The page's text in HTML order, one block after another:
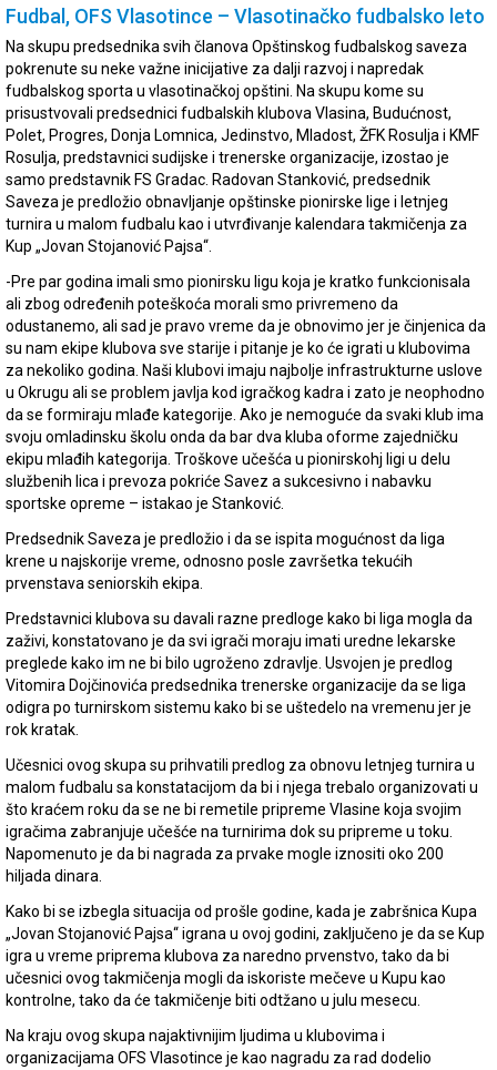
Fudbal, OFS Vlasotince – Vlasotinačko fudbalsko leto
Na skupu predsednika svih članova Opštinskog fudbalskog saveza
pokrenute su neke važne inicijative za dalji razvoj i napredak
fudbalskog sporta u vlasotinačkoj opštini. Na skupu kome su
prisustvovali predsednici fudbalskih klubova Vlasina, Budućnost,
Polet, Progres, Donja Lomnica, Jedinstvo, Mladost, ŽFK Rosulja i KMF
Rosulja, predstavnici sudijske i trenerske organizacije, izostao je
samo predstavnik FS Gradac. Radovan Stanković, predsednik
Saveza je predložio obnavljanje opštinske pionirske lige i letnjeg
turnira u malom fudbalu kao i utvrđivanje kalendara takmičenja za
Kup „Jovan Stojanović Pajsa“.
-Pre par godina imali smo pionirsku ligu koja je kratko funkcionisala
ali zbog određenih poteškoća morali smo privremeno da
odustanemo, ali sad je pravo vreme da je obnovimo jer je činjenica da
su nam ekipe klubova sve starije i pitanje je ko će igrati u klubovima
za nekoliko godina. Naši klubovi imaju najbolje infrastrukturne uslove
u Okrugu ali se problem javlja kod igračkog kadra i zato je neophodno
da se formiraju mlađe kategorije. Ako je nemoguće da svaki klub ima
svoju omladinsku školu onda da bar dva kluba oforme zajedničku
ekipu mlađih kategorija. Troškove učešća u pionirskohj ligi u delu
službenih lica i prevoza pokriće Savez a sukcesivno i nabavku
sportske opreme – istakao je Stanković.
Predsednik Saveza je predložio i da se ispita mogućnost da liga
krene u najskorije vreme, odnosno posle završetka tekućih
prvenstava seniorskih ekipa.
Predstavnici klubova su davali razne predloge kako bi liga mogla da
zaživi, konstatovano je da svi igrači moraju imati uredne lekarske
preglede kako im ne bi bilo ugroženo zdravlje. Usvojen je predlog
Vitomira Dojčinovića predsednika trenerske organizacije da se liga
odigra po turnirskom sistemu kako bi se uštedelo na vremenu jer je
rok kratak.
Učesnici ovog skupa su prihvatili predlog za obnovu letnjeg turnira u
malom fudbalu sa konstatacijom da bi i njega trebalo organizovati u
što kraćem roku da se ne bi remetile pripreme Vlasine koja svojim
igračima zabranjuje učešće na turnirima dok su pripreme u toku.
Napomenuto je da bi nagrada za prvake mogle iznositi oko 200
hiljada dinara.
Kako bi se izbegla situacija od prošle godine, kada je zabršnica Kupa
„Jovan Stojanović Pajsa“ igrana u ovoj godini, zaključeno je da se Kup
igra u vreme priprema klubova za naredno prvenstvo, tako da bi
učesnici ovog takmičenja mogli da iskoriste mečeve u Kupu kao
kontrolne, tako da će takmičenje biti odtžano u julu mesecu.
Na kraju ovog skupa najaktivnijim ljudima u klubovima i
organizacijama OFS Vlasotince je kao nagradu za rad dodelio